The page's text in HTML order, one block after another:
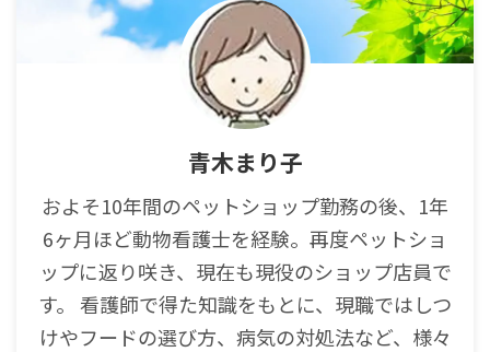
青木まり子
およそ10年間のペットショップ勤務の後、1年
6ヶ月ほど動物看護士を経験。再度ペットショ
ップに返り咲き、現在も現役のショップ店員で
す。 看護師で得た知識をもとに、現職ではしつ
けやフードの選び方、病気の対処法など、様々